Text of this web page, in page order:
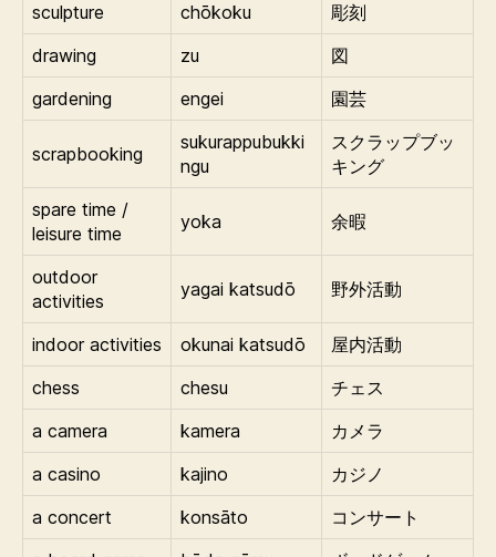
sculpture
chōkoku
彫刻
drawing
zu
図
gardening
engei 園芸
scrapbooking
sukurappubukki
ngu
スクラップブッ
キング
spare time /
leisure time
yoka 余暇
outdoor
activities
yagai katsudō 野外活動
indoor activities okunai katsudō
屋内活動
chess
chesu
チェス
a camera
kamera
カメラ
a casino
kajino
カジノ
a concert
konsāto
コンサート